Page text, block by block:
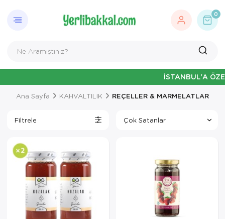
0
İSTANBUL'A ÖZEL HAFTAİÇİ
Ana Sayfa KAHVALTILIK REÇELLER & MARMELATLAR
Filtrele